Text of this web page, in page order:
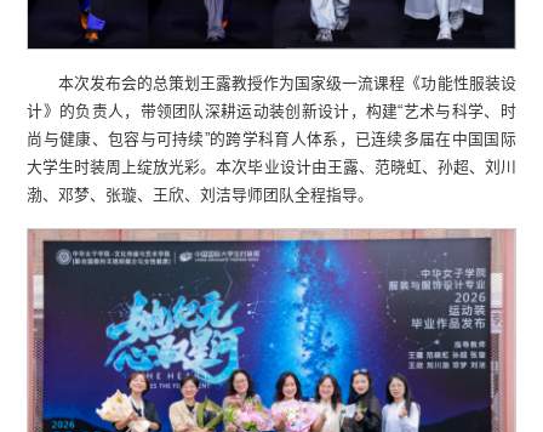
本次发布会的总策划王露教授作为国家级一流课程《功能性服装设
计》的负责人，带领团队深耕运动装创新设计，构建“艺术与科学、时
尚与健康、包容与可持续”的跨学科育人体系，已连续多届在中国国际
大学生时装周上绽放光彩。本次毕业设计由王露、范晓虹、孙超、刘川
渤、邓梦、张璇、王欣、刘洁导师团队全程指导。